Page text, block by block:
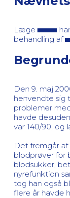
Læge
behandling af
Den 9. maj
henvendte sig
problemer
havde
var 140/90, og
Det fremgår
blodprøver for
blodsukker,
nyrefunktion
tog han også
flere år havde